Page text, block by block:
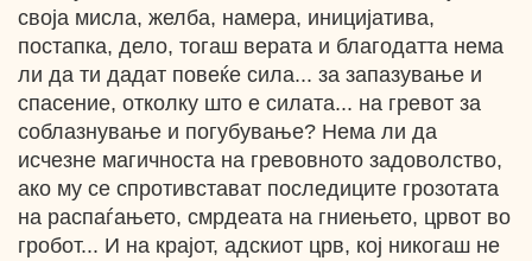
своја мисла, желба, намера, иницијатива,
постапка, дело, тогаш верата и благодатта нема
ли да ти дадат повеќе сила... за запазување и
спасение, отколку што е силата... на гревот за
соблазнување и погубување? Нема ли да
исчезне магичноста на гревовното задоволство,
ако му се спротивстават последиците грозотата
на распаѓањето, смрдеата на гниењето, црвот во
гробот... И нa крајот, адскиот црв, кој никогаш не